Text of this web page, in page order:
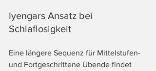
Iyengars Ansatz bei
Schlaflosigkeit
Eine längere Sequenz für Mittelstufen-
und Fortgeschrittene Übende findet